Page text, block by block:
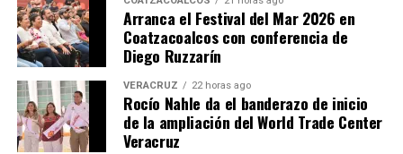
Arranca el Festival del Mar 2026 en
Coatzacoalcos con conferencia de
Diego Ruzzarín
VERACRUZ 22 horas ago
Rocío Nahle da el banderazo de inicio
de la ampliación del World Trade Center
Veracruz